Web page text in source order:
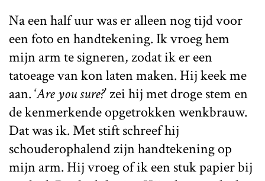
Na een half uur was er alleen nog tijd voor
een foto en handtekening. Ik vroeg hem
mijn arm te signeren, zodat ik er een
tatoeage van kon laten maken. Hij keek me
aan. ‘Are you sure?’ zei hij met droge stem en
de kenmerkende opgetrokken wenkbrauw.
Dat was ik. Met stift schreef hij
schouderophalend zijn handtekening op
mijn arm. Hij vroeg of ik een stuk papier bij